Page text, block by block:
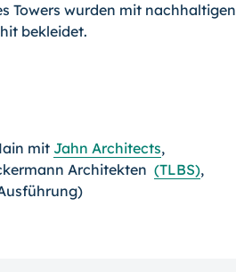
Towers wurden mit nachhaltigen
bekleidet.
mit Jahn Architects,
Architekten (TLBS),